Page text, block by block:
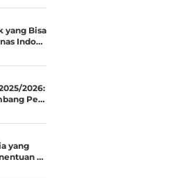
yang Bisa
Indo…
2026:
Pe…
yang
…